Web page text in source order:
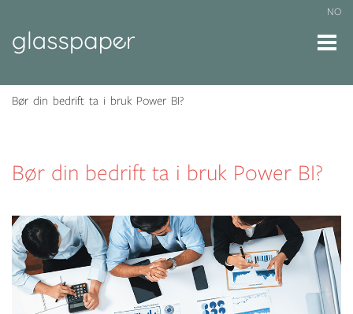
NO
Bør din bedrift ta i bruk Power BI?
Bør din bedrift ta i bruk Power BI?